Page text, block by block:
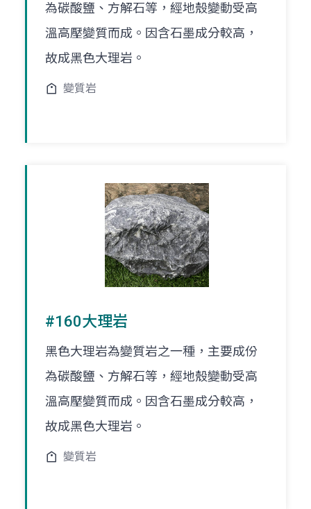
為碳酸鹽、方解石等，經地殼變動受高
溫高壓變質而成。因含石墨成分較高，
故成黑色大理岩。
變質岩
#160大理岩
黑色大理岩為變質岩之一種，主要成份
為碳酸鹽、方解石等，經地殼變動受高
溫高壓變質而成。因含石墨成分較高，
故成黑色大理岩。
變質岩